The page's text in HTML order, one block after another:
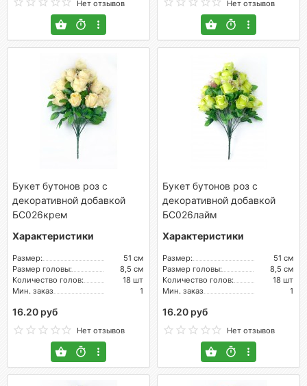
Нет отзывов Нет отзывов
Букет бутонов роз с
декоративной добавкой
БС026крем
Характеристики
Размер:
51 см
Размер головы:
8,5 см
Количество голов:
18 шт
Мин. заказ
1
16.20 руб
Нет отзывов
Букет бутонов роз с
декоративной добавкой
БС026лайм
Характеристики
Размер:
51 см
Размер головы:
8,5 см
Количество голов:
18 шт
Мин. заказ
1
16.20 руб
Нет отзывов